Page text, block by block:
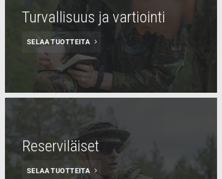
Turvallisuus ja vartiointi
SELAA TUOTTEITA
Reserviläiset
SELAA TUOTTEITA